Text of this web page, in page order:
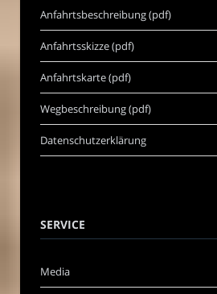
Anfahrtsbeschreibung (pdf)
Anfahrtsskizze (pdf)
Anfahrtskarte (pdf)
Wegbeschreibung (pdf)
Datenschutzerklärung
SERVICE
Media